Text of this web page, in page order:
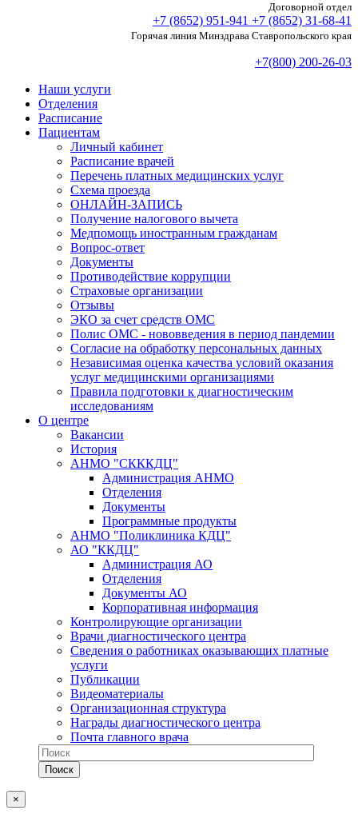
Договорной отдел
+7 (8652) 951-941 +7 (8652) 31-68-41
Горячая линия Минздрава Ставропольского края
+7(800) 200-26-03
Наши услуги
Отделения
Расписание
Пациентам
Личный кабинет
Расписание врачей
Перечень платных медицинских услуг
Схема проезда
ОНЛАЙН-ЗАПИСЬ
Получение налогового вычета
Медпомощь иностранным гражданам
Вопрос-ответ
Документы
Противодействие коррупции
Страховые организации
Отзывы
ЭКО за счет средств ОМС
Полис ОМС - нововведения в период пандемии
Согласие на обработку персональных данных
Независимая оценка качества условий оказания
услуг медицинскими организациями
Правила подготовки к диагностическим
исследованиям
О центре
Вакансии
История
АНМО "СКККДЦ"
Администрация АНМО
Отделения
Документы
Программные продукты
АНМО "Поликлиника КДЦ"
АО "ККДЦ"
Администрация АО
Отделения
Документы АО
Корпоративная информация
Контролирующие организации
Врачи диагностического центра
Сведения о работниках оказывающих платные
услуги
Публикации
Видеоматериалы
Организационная структура
Награды диагностического центра
Почта главного врача
×